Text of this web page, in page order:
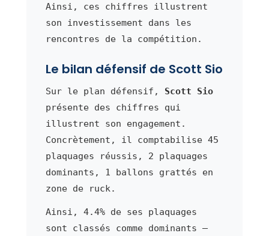
Ainsi, ces chiffres illustrent
son investissement dans les
rencontres de la compétition.
Le bilan défensif de Scott Sio
Sur le plan défensif, Scott Sio
présente des chiffres qui
illustrent son engagement.
Concrètement, il comptabilise 45
plaquages réussis, 2 plaquages
dominants, 1 ballons grattés en
zone de ruck.
Ainsi, 4.4% de ses plaquages
sont classés comme dominants —